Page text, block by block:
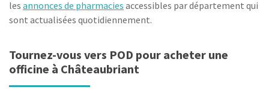
les annonces de pharmacies accessibles par département qui
sont actualisées quotidiennement.
Tournez-vous vers POD pour acheter une
officine à Châteaubriant